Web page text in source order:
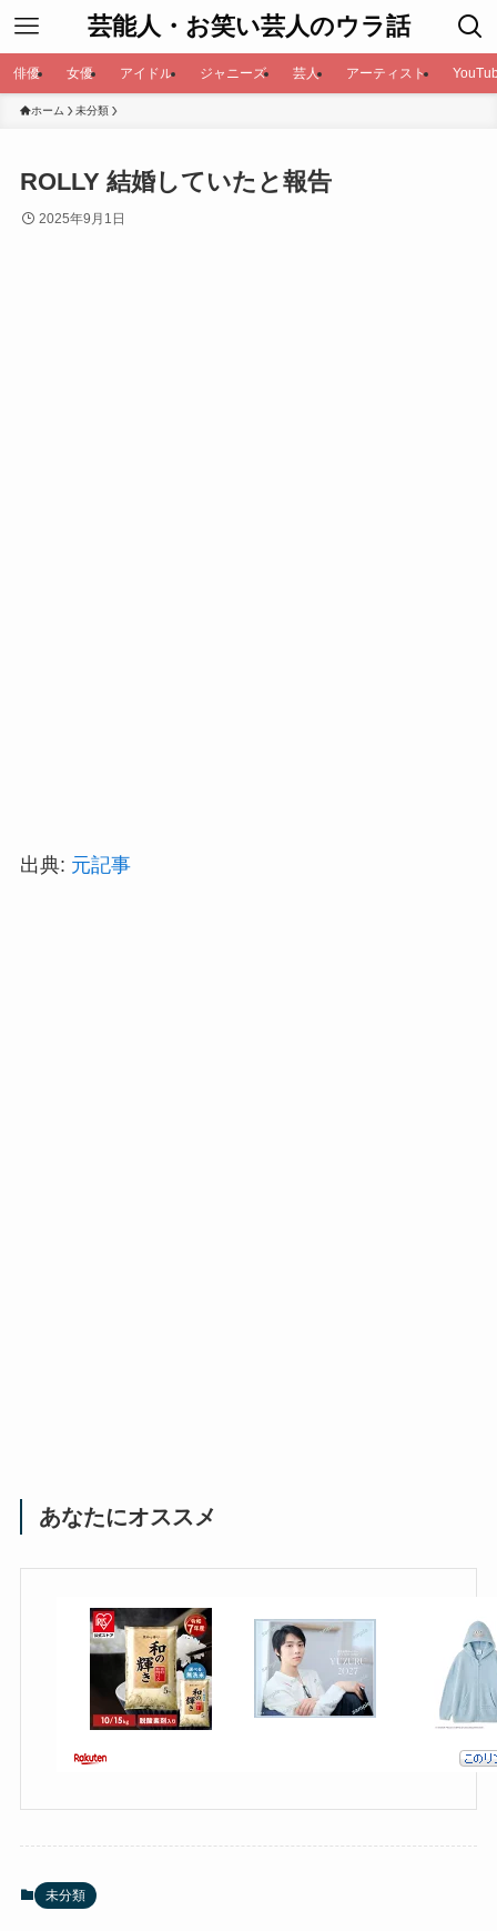
芸能人・お笑い芸人のウラ話
俳優 女優 アイドル ジャニーズ 芸人 アーティスト
ホーム 未分類
ROLLY 結婚していたと報告
2025年9月1日
出典: 元記事
あなたにオススメ
未分類